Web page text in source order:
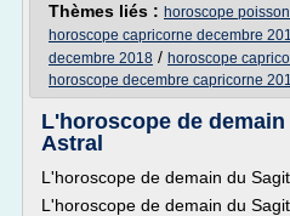
Thèmes liés : horoscope
horoscope capricorne decembre
decembre 2018 / horoscope
horoscope decembre capricorne
L'horoscope de
Astral
L'horoscope de demain du
L'horoscope de demain du